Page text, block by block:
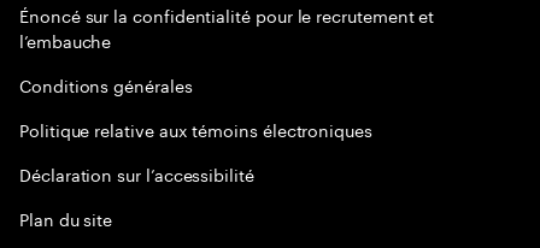
Énoncé sur la confidentialité pour le recrutement et
l’embauche
Conditions générales
Politique relative aux témoins électroniques
Déclaration sur l’accessibilité
Plan du site